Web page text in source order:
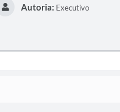
Autoria: Executivo